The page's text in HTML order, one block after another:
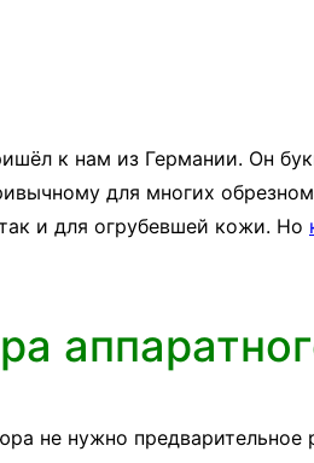
к нам из Германии. Он
для многих
и для огрубевшей кожи. Но
не нужно